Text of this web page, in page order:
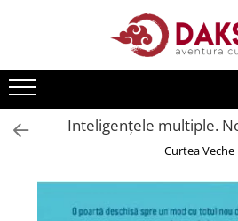
Editura Daksha
Seria Radu Cinamar
Seria David Icke
Seria Immanuel Velikovsky
Inteligențele multiple.
Curtea Veche